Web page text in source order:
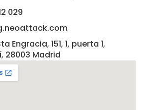
029
Engracia, 151, 1, puerta 1,
28003 Madrid